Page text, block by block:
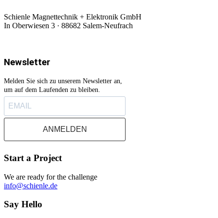
Schienle Magnettechnik + Elektronik GmbH
In Oberwiesen 3 · 88682 Salem-Neufrach
Newsletter
Melden Sie sich zu unserem Newsletter an,
um auf dem Laufenden zu bleiben.
ANMELDEN
Start a Project
We are ready for the challenge
info@schienle.de
Say Hello